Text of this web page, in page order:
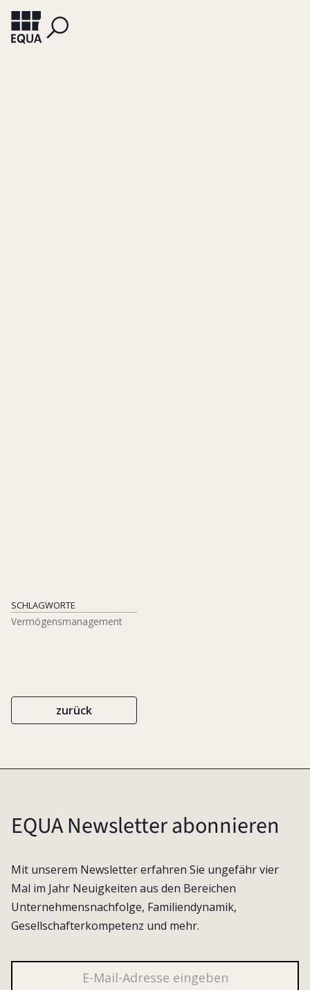
SCHLAGWORTE
Vermögensmanagement
zurück
EQUA Newsletter abonnieren
Mit unserem Newsletter erfahren Sie ungefähr vier
Mal im Jahr Neuigkeiten aus den Bereichen
Unternehmensnachfolge, Familiendynamik,
Gesellschafterkompetenz und mehr.